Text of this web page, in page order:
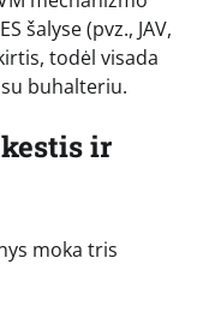
šalyse (pvz., JAV,
todėl visada
buhalteriu.
ir
moka tris